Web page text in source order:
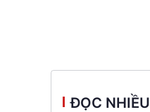
ĐỌC NHIỀU